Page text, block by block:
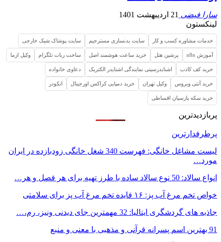
سارا فیضی 21 اردیبهشت 1401
لینکستون
خدمات مشاوره کسب و کار سایت بدنسازی مسترجیم سایت پوشاک شیک خارجی
آموزش n8n پرشین هتل خرید ساعت هوشمند اصل ساخت ربات تلگرام وکیل ازما
خرید کف کاذب اشنایدرسیتی نمایندگی اشنایدر الکتریک دعاوی خانواده
خرید آنتی ویروس وکیل تهران خرید دمپایی کراکس اورجینال انکودر
خرید سکه پارسیان اقساطی
پربازدیدترین
پرطرفدارترین
لیست مشاغل خانگی: فهرست 340 شغل خانگی زودبازده در ایران
مورد…
انواع سالاد: 50 نوع سالاد ساده با طرز تهیه برای هر فصل و هر…
خواص تخم مرغ آب پز: ۱۶ فایده تخم مرغ آب پز برای سلامتی
جاذبه های گردشگری ایتالیا: 32 مهمترین جای دیدنی ونیز، رم،…
91 بهترین اسم پسرانه قرآنی و مذهبی با معنی و منبع